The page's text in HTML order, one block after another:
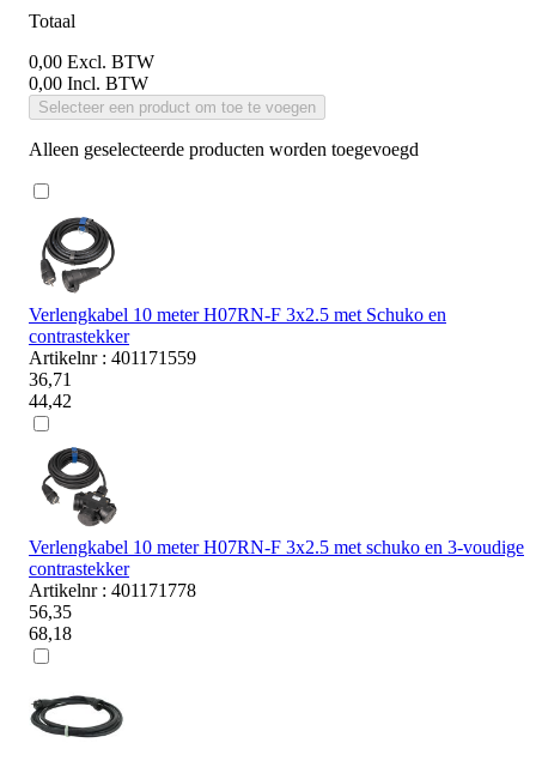
Totaal
0,00 Excl. BTW
0,00 Incl. BTW
Selecteer een product om toe te voegen
Alleen geselecteerde producten worden toegevoegd
Verlengkabel 10 meter H07RN-F 3x2.5 met Schuko en
contrastekker
Artikelnr : 401171559
36,71
44,42
Verlengkabel 10 meter H07RN-F 3x2.5 met schuko en 3-voudige
contrastekker
Artikelnr : 401171778
56,35
68,18